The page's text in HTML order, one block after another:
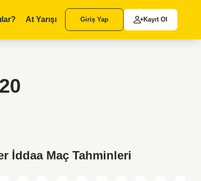
At Yarışı Giriş Yap Kayıt Ol
İddaa Maç Tahminleri